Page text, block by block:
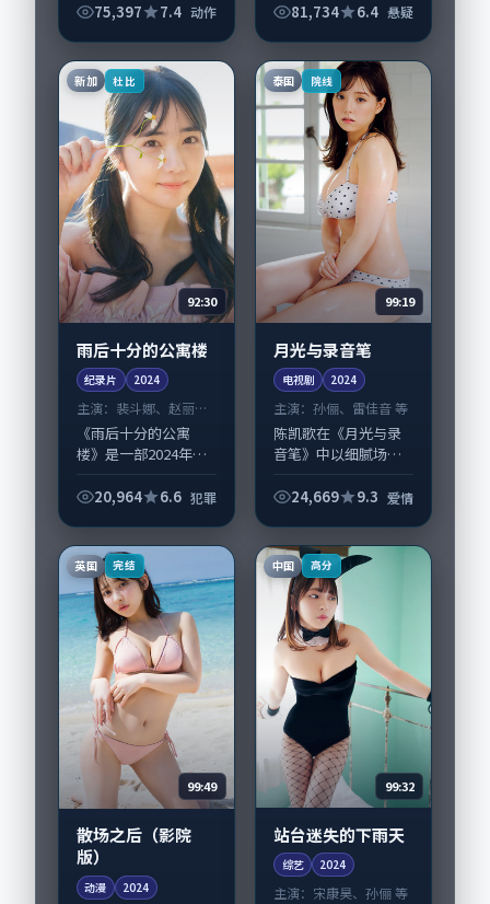
失冷藏柜》值得关
合，谭卓、妻夫木聪
与配角群戏并重。影
片2...
75,397 7.4 动作
衔的表演层次丰富。
在中国大陆完成制作
协同，2024-1...
81,734 6.4 悬疑
新加 杜比
92:30
雨后十分的公寓楼
纪录片 2024
主演： 裴斗娜、赵丽颖
等
《雨后十分的公寓
楼》是一部2024年前
片，由黑泽清执导，
参与重要戏份。故事
围绕当代都市中的...
20,964 6.6 犯罪
泰国 院线
99:19
月光与录音笔
电视剧 2024
主演：孙俪、雷佳音 等
陈凯歌在《月光与录
音笔》中以细腻场面
孙俪、雷佳音领衔的
国完成制作协同，
2024-07-10...
24,669 9.3 爱情
英国 完结
99:49
散场之后（影院
版）
动漫 2024
中国 高分
99:32
站台迷失的下雨天
综艺 2024
主演： 宋康昊、孙俪 等